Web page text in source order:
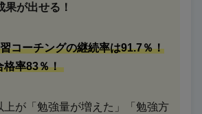
果が出せる！
コーチングの継続率は91.7％！
格率83％！
上が「勉強量が増えた」「勉強方